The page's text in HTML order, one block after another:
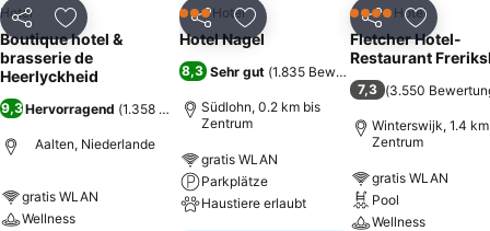
Teilen Zu Favoriten hinzufügen
Hotel
Boutique hotel &
brasserie de
Heerlyckheid
9,3Hervorragend (1.358 Bewertungen)
Aalten, Niederlande
gratis WLAN
Wellness
Teilen Zu Favoriten hinzufügen
3 SterneHotel
Hotel Nagel
8,3 Sehr gut (1.835 Bewertungen
Südlohn, 0.2 km bis
Zentrum
gratis WLAN
Parkplätze
Haustiere erlaubt
Teilen Zu
4 SterneHotel
Fletcher Hotel-
Restaurant
7,3 (3.550
Winterswijk, 1.4
Zentrum
gratis WLAN
Pool
Wellness